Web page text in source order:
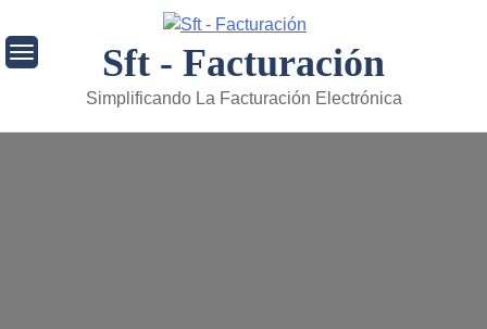
to
content
Sft - Facturación
Simplificando La Facturación Electrónica